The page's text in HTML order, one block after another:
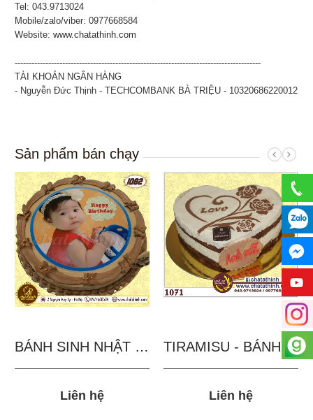
Tel: 043.9713024
Mobile/zalo/viber: 0977668584
Website:www.chatathinh.com
----------------------------------------------------------------------------------------
TÀI KHOẢN NGÂN HÀNG
- Nguyễn Đức Thịnh - TECHCOMBANK BÀ TRIỆU - 10320686220012
Sản phẩm bán chạy
BÁNH SINH NHẬT IN...
Liên hệ
TIRAMISU - BÁNH TẶNG...
Liên hệ